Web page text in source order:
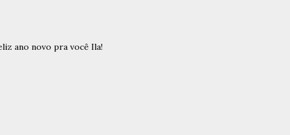
ano novo pra você Ila!